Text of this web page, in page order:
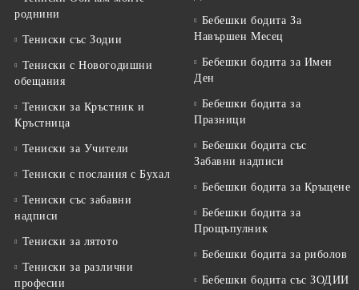
роднини
Тениски със Зодии
Тениски с Новогодишни
обещания
Тениски за Кръстник и
Кръстница
Тениски за Учители
Тениски с послания с Бухал
Тениски със забавни
надписи
Тениски за лятото
Тениски за различни
професии
Бебешки бодита За
Навършен Месец
Бебешки бодита за Имен
Ден
Бебешки бодита за
Празници
Бебешки бодита със
Забавни надписи
Бебешки бодита за Кръщене
Бебешки бодита за
Прощъпулник
Бебешки бодита за риболов
Бебешки бодита със ЗОДИИ